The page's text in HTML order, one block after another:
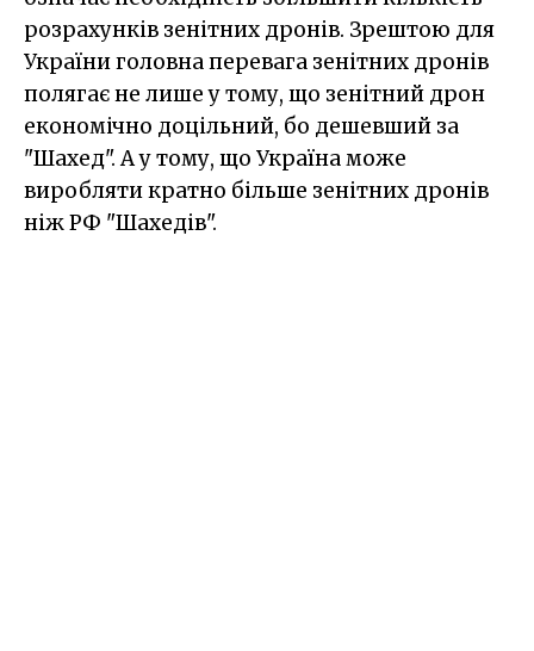
розрахунків зенітних дронів. Зрештою для
України головна перевага зенітних дронів
полягає не лише у тому, що зенітний дрон
економічно доцільний, бо дешевший за
"Шахед". А у тому, що Україна може
виробляти кратно більше зенітних дронів
ніж РФ "Шахедів".